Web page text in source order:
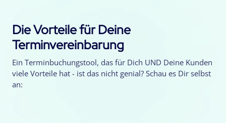
Die Vorteile für Deine
Terminvereinbarung
Ein Terminbuchungstool, das für Dich UND Deine Kunden
viele Vorteile hat - ist das nicht genial? Schau es Dir selbst
an: